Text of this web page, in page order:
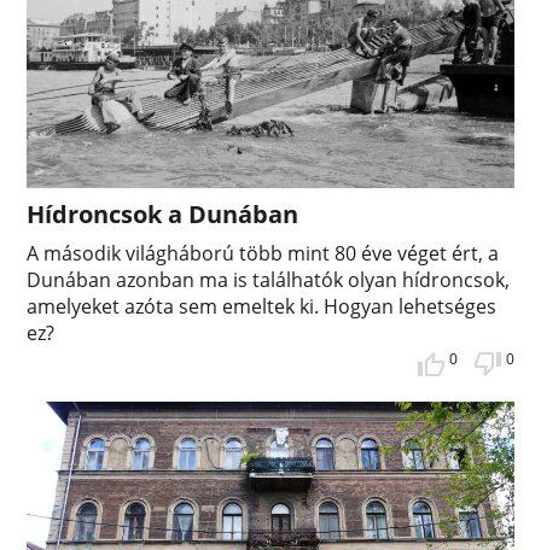
Hídroncsok a Dunában
A második világháború több mint 80 éve véget ért, a
Dunában azonban ma is találhatók olyan hídroncsok,
amelyeket azóta sem emeltek ki. Hogyan lehetséges
ez?
0 0